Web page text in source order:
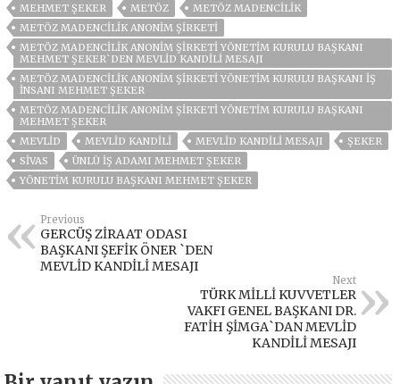
MEHMET ŞEKER
METÖZ
METÖZ MADENCİLİK
METÖZ MADENCILIK ANONIM ŞIRKETI
METÖZ MADENCİLİK ANONİM ŞİRKETİ YÖNETİM KURULU BAŞKANI
MEHMET ŞEKER`DEN MEVLİD KANDİLİ MESAJI
METÖZ MADENCILIK ANONIM ŞIRKETI YÖNETIM KURULU BAŞKANI İŞ
İNSANI MEHMET ŞEKER
METÖZ MADENCILIK ANONIM ŞIRKETI YÖNETIM KURULU BAŞKANI
MEHMET ŞEKER
MEVLİD
MEVLID KANDILI MEVLID KANDILI MESAJI
ŞEKER
SIVAS
ÜNLÜ IŞ ADAMI MEHMET ŞEKER
YÖNETİM KURULU BAŞKANI MEHMET ŞEKER
Previous
GERCÜŞ ZİRAAT ODASI
BAŞKANI ŞEFİK ÖNER `DEN
MEVLİD KANDİLİ MESAJI
Next
TÜRK MİLLİ KUVVETLER
VAKFI GENEL BAŞKANI DR.
FATİH ŞİMGA`DAN MEVLİD
KANDİLİ MESAJI